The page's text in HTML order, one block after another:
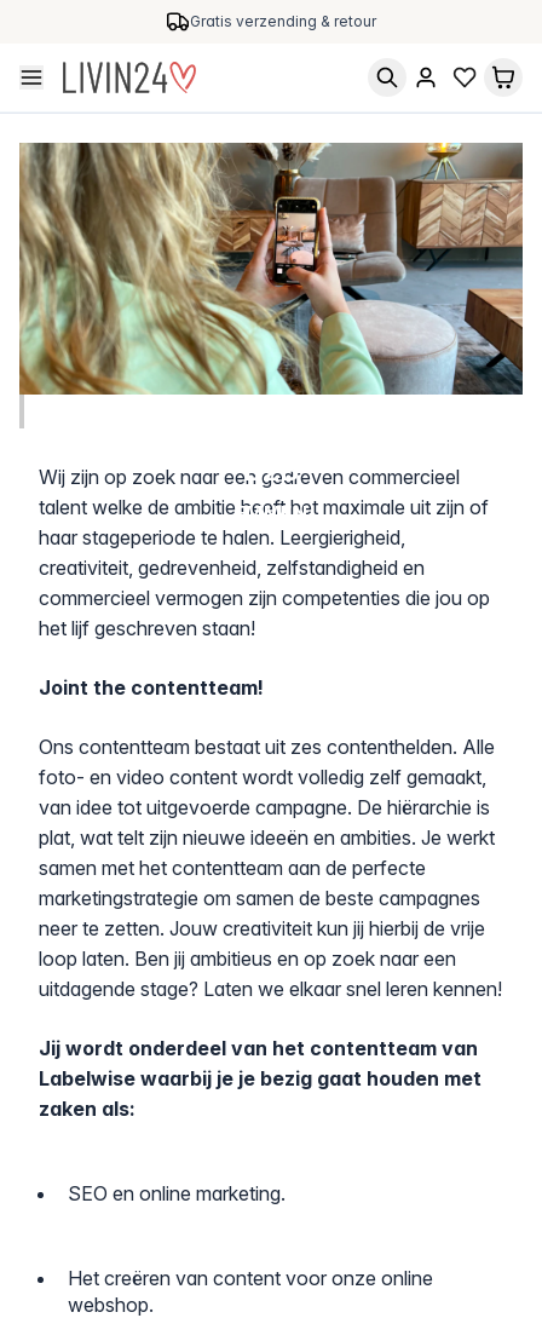
Gratis verzending & retour
B2B
EMMEN
Wij zijn op zoek naar een gedreven commercieel
talent welke de ambitie heeft het maximale uit zijn of
haar stageperiode te halen. Leergierigheid,
creativiteit, gedrevenheid, zelfstandigheid en
commercieel vermogen zijn competenties die jou op
het lijf geschreven staan!
Joint the contentteam!
Ons contentteam bestaat uit zes contenthelden. Alle
foto- en video content wordt volledig zelf gemaakt,
van idee tot uitgevoerde campagne. De hiërarchie is
plat, wat telt zijn nieuwe ideeën en ambities. Je werkt
samen met het contentteam aan de perfecte
marketingstrategie om samen de beste campagnes
neer te zetten. Jouw creativiteit kun jij hierbij de vrije
loop laten. Ben jij ambitieus en op zoek naar een
uitdagende stage? Laten we elkaar snel leren kennen!
Jij wordt onderdeel van het contentteam van
Labelwise waarbij je je bezig gaat houden met
zaken als:
SEO en online marketing.
Het creëren van content voor onze online
webshop.